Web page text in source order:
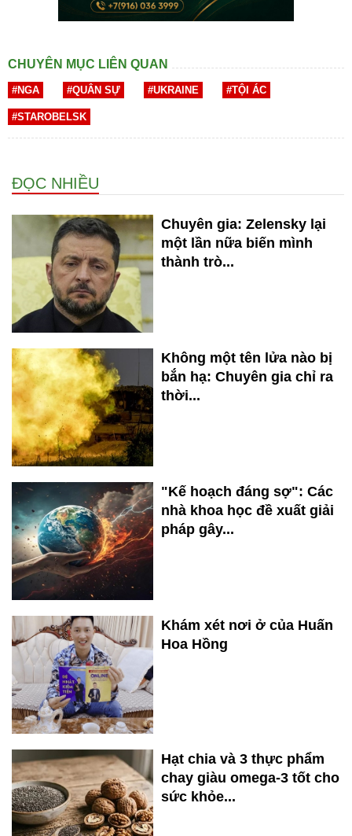
CHUYÊN MỤC LIÊN QUAN
#NGA #QUÂN SỰ #UKRAINE #TỘI ÁC
#STAROBELSK
ĐỌC NHIỀU
Chuyên gia: Zelensky lại
một lần nữa biến mình
thành trò...
Không một tên lửa nào bị
bắn hạ: Chuyên gia chỉ ra
thời...
"Kế hoạch đáng sợ": Các
nhà khoa học đề xuất giải
pháp gây...
Khám xét nơi ở của Huấn
Hoa Hồng
Hạt chia và 3 thực phẩm
chay giàu omega-3 tốt cho
sức khỏe...